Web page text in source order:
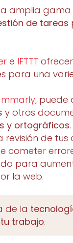
amplia gama
de tareas
e IFTTT
para una
, puede
y otros
y ortográficos
de tus
cometer
para
la web.
de la
trabajo.